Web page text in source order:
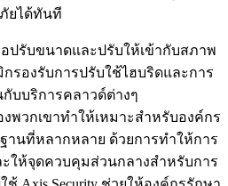
ยได้ทันที
อปรับขนาดและปรับให้เข้ากับสภาพ
รองรับการปรับใช้ไฮบริดและการ
บบริการคลาวด์ต่างๆ
พวกเขาทำให้เหมาะสำหรับองค์กร
านที่หลากหลาย ด้วยการทำให้การ
ะให้จุดควบคุมส่วนกลางสำหรับการ